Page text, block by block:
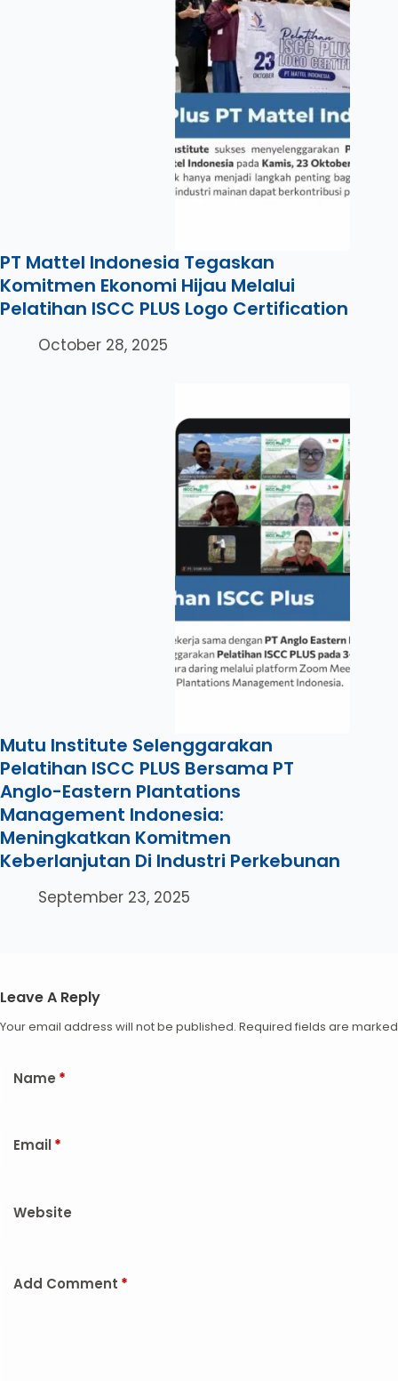
PT Mattel Indonesia Tegaskan
Komitmen Ekonomi Hijau Melalui
Pelatihan ISCC PLUS Logo Certification
October 28, 2025
Mutu Institute Selenggarakan
Pelatihan ISCC PLUS Bersama PT
Anglo-Eastern Plantations
Management Indonesia:
Meningkatkan Komitmen
Keberlanjutan Di Industri Perkebunan
September 23, 2025
Leave A Reply
Your email address will not be published. Required fields are
Name *
Email*
Website
Add Comment *